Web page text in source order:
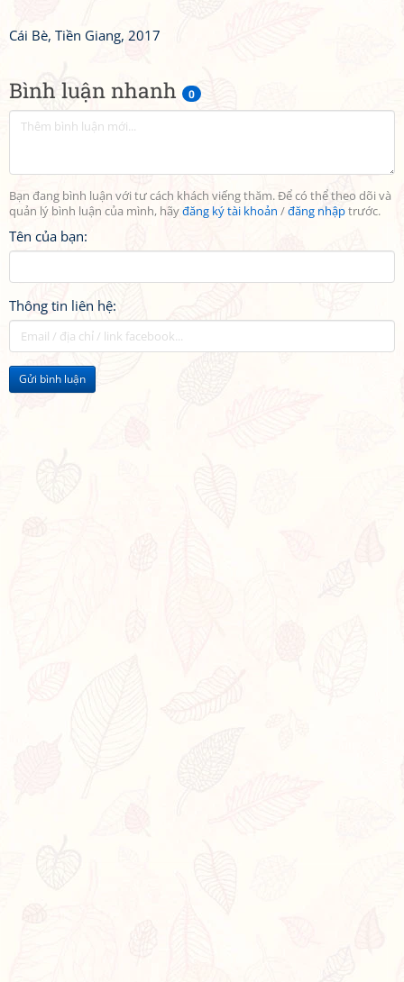
Bình luận nhanh 0
Bạn đang bình luận với tư cách khách viếng thăm. Để có thể theo dõi và
quản lý bình luận của mình, hãyđăng ký tài khoản /đăng nhậptrước.
Tên của bạn:
Thông tin liên hệ:
Gửi bình luận
Cái Bè, Tiền Giang, 2017